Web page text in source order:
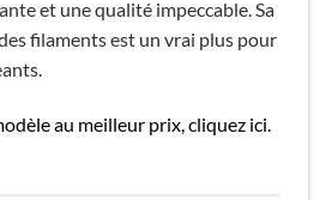
et une qualité impeccable. Sa
filaments est un vrai plus pour
au meilleur prix, cliquez ici.